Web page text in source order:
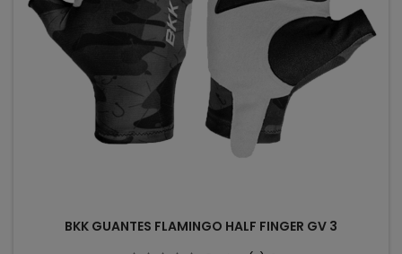
BKK GUANTES FLAMINGO HALF FINGER GV 3